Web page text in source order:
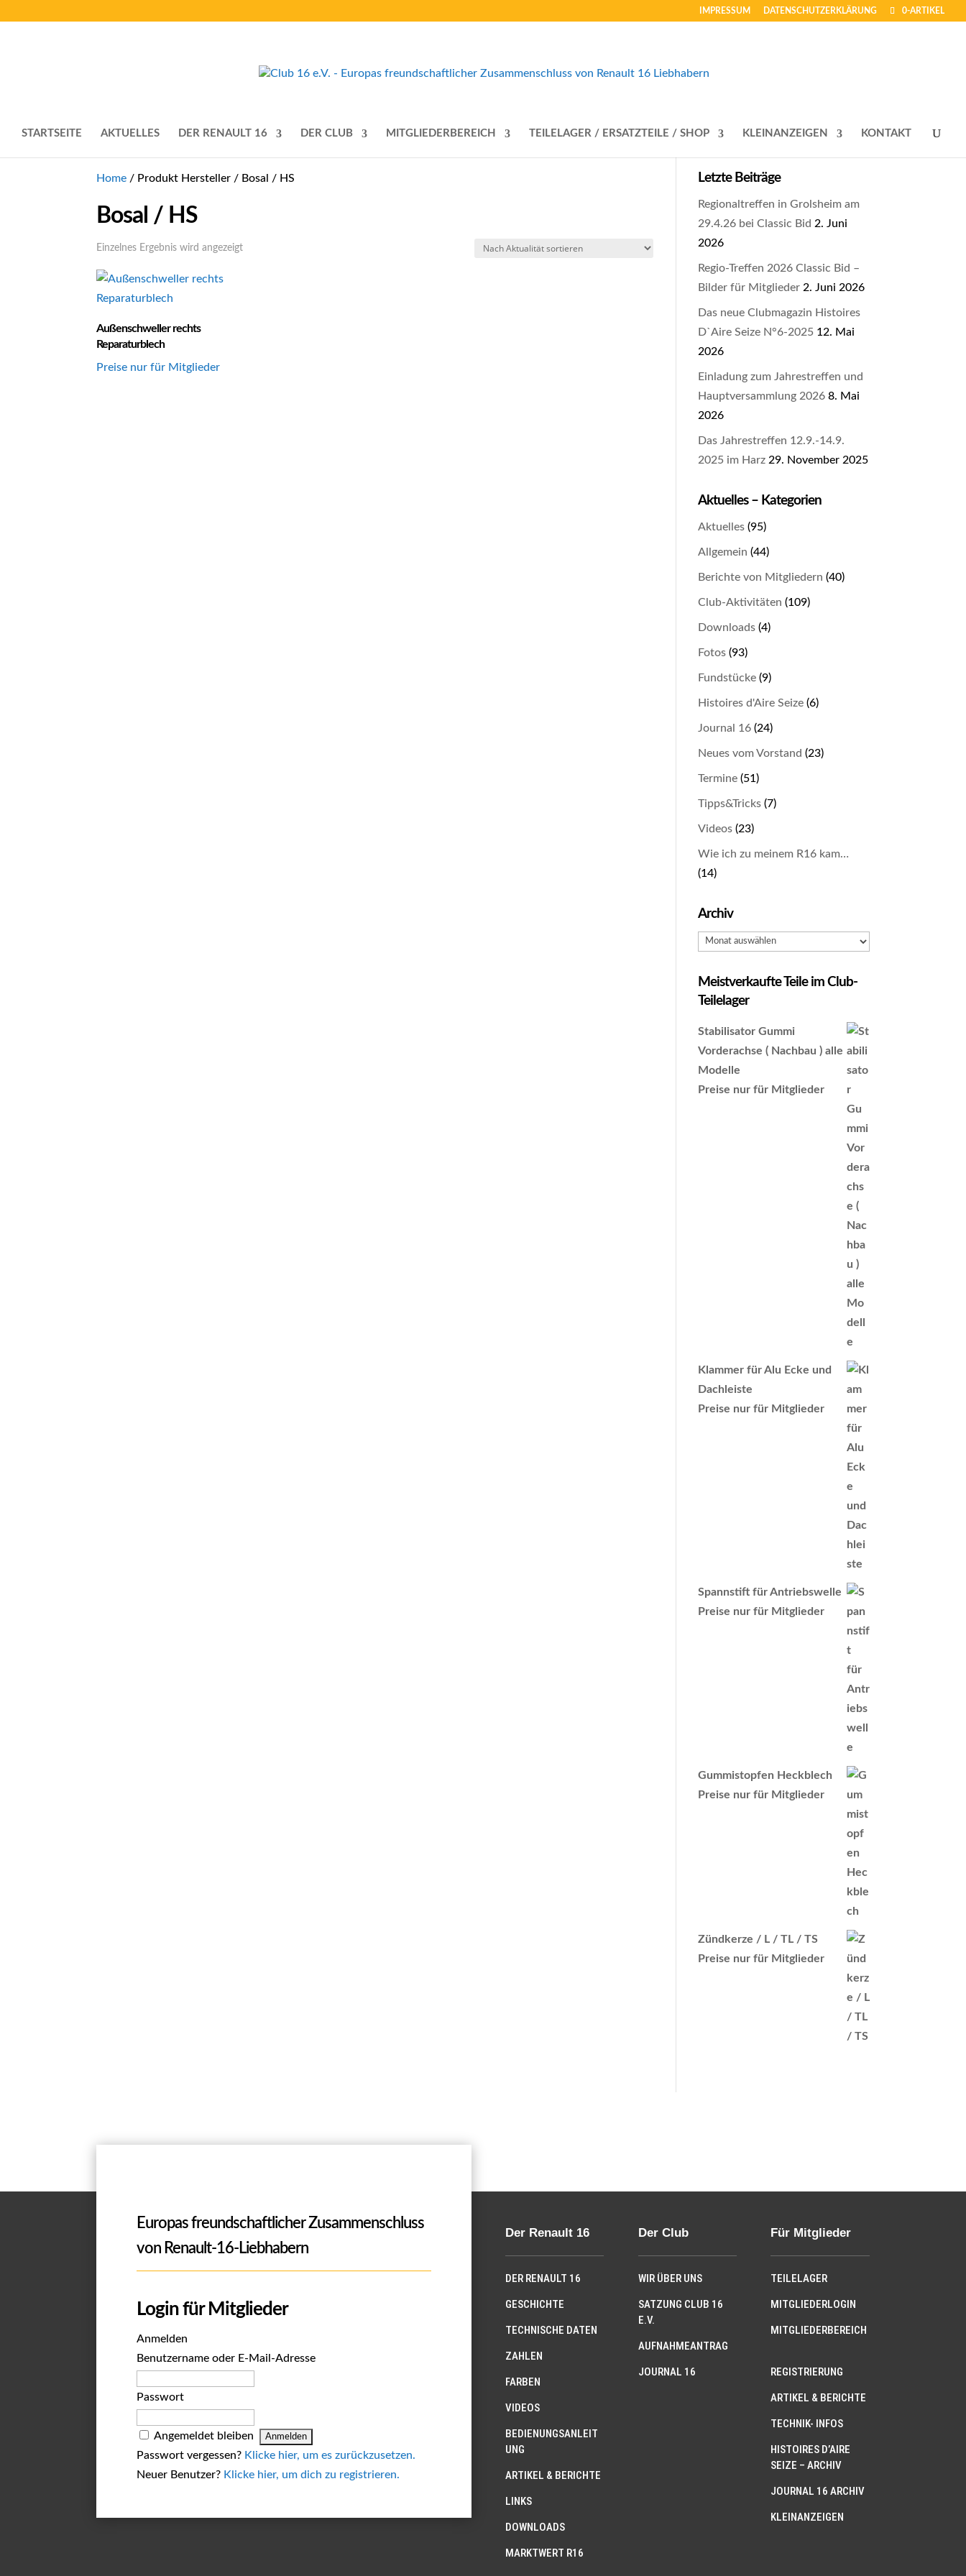
IMPRESSUM DATENSCHUTZERKLÄRUNG 0-ARTIKEL
STARTSEITE AKTUELLES DER RENAULT 16 DER CLUB MITGLIEDERBEREICH TEILELAGER / ERSATZTEILE / SHOP KLEINANZEIGEN KONTAKT
Home / Produkt Hersteller / Bosal / HS
Bosal / HS
Einzelnes Ergebnis wird angezeigt
Außenschweller rechts
Reparaturblech
Preise nur für Mitglieder
Letzte Beiträge
Regionaltreffen in Grolsheim am
29.4.26 bei Classic Bid 2. Juni
2026
Regio-Treffen 2026 Classic Bid –
Bilder für Mitglieder 2. Juni 2026
Das neue Clubmagazin Histoires
D`Aire Seize N°6-2025 12. Mai
2026
Einladung zum Jahrestreffen und
Hauptversammlung 2026 8. Mai
2026
Das Jahrestreffen 12.9.-14.9.
2025 im Harz 29. November 2025
Aktuelles – Kategorien
Aktuelles(95)
Allgemein (44)
Berichte von Mitgliedern (40)
Club-Aktivitäten (109)
Downloads(4)
Fotos(93)
Fundstücke(9)
Histoires d'Aire Seize(6)
Journal 16(24)
Neues vom Vorstand (23)
Termine(51)
Tipps&Tricks(7)
Videos(23)
Wie ich zu meinem R16 kam…
(14)
Archiv
Archiv
Meistverkaufte Teile im Club-
Teilelager
Stabilisator Gummi
Vorderachse ( Nachbau ) alle
Modelle
Preise nur für Mitglieder
Klammer für Alu Ecke und
Dachleiste
Preise nur für Mitglieder
Spannstift für Antriebswelle
Preise nur für Mitglieder
Gummistopfen Heckblech
Preise nur für Mitglieder
Zündkerze / L / TL / TS
Preise nur für Mitglieder
Europas freundschaftlicher Zusammenschluss
von Renault-16-Liebhabern
Login für Mitglieder
Anmelden
Benutzername oder E-Mail-Adresse
Passwort
Angemeldet bleiben
Passwort vergessen? Klicke hier, um es zurückzusetzen.
Neuer Benutzer? Klicke hier, um dich zu registrieren.
Der Renault 16
DER RENAULT 16
GESCHICHTE
TECHNISCHE DATEN
ZAHLEN
FARBEN
VIDEOS
BEDIENUNGSANLEIT
UNG
ARTIKEL & BERICHTE
LINKS
DOWNLOADS
MARKTWERT R16
Der Club
WIR ÜBER UNS
SATZUNG CLUB 16
E.V.
AUFNAHMEANTRAG
JOURNAL 16
Für Mitglieder
TEILELAGER
MITGLIEDERLOGIN
MITGLIEDERBEREICH
REGISTRIERUNG
ARTIKEL & BERICHTE
TECHNIK- INFOS
HISTOIRES D’AIRE
SEIZE – ARCHIV
JOURNAL 16 ARCHIV
KLEINANZEIGEN